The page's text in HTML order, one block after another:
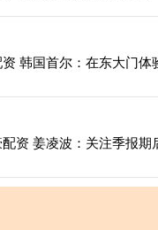
韩国首尔：在东大门体
资 姜凌波：关注季报期